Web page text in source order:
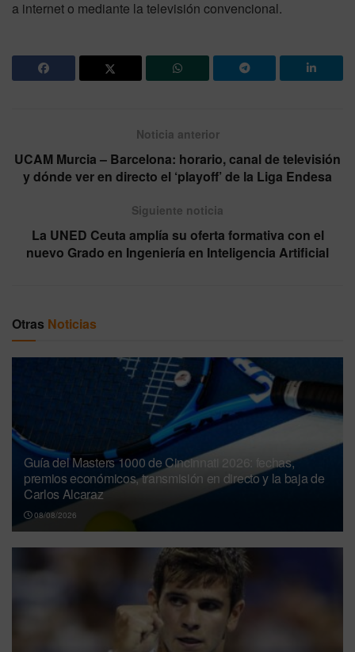
a internet o mediante la televisión convencional.
Noticia anterior
UCAM Murcia – Barcelona: horario, canal de televisión
y dónde ver en directo el ‘playoff’ de la Liga Endesa
Siguiente noticia
La UNED Ceuta amplía su oferta formativa con el
nuevo Grado en Ingeniería en Inteligencia Artificial
Otras Noticias
Guía del Masters 1000 de Cincinnati 2026: fechas,
premios económicos, transmisión en directo y la baja de
Carlos Alcaraz
08/08/2026